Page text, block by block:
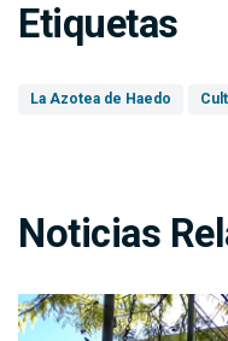
Etiquetas
La Azotea de Haedo
Noticias